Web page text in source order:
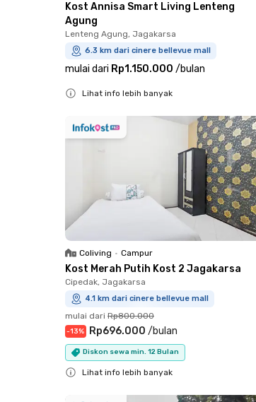
Kost Annisa Smart Living Lenteng
Agung
Lenteng Agung, Jagakarsa
6.3 km dari cinere bellevue mall
mulai dari Rp1.150.000 /bulan
Lihat info lebih banyak
Coliving • Campur
Kost Merah Putih Kost 2 Jagakarsa
Cipedak, Jagakarsa
4.1 km dari cinere bellevue mall
mulai dari Rp800.000
-13% Rp696.000 /bulan
Diskon sewa min. 12 Bulan
Lihat info lebih banyak